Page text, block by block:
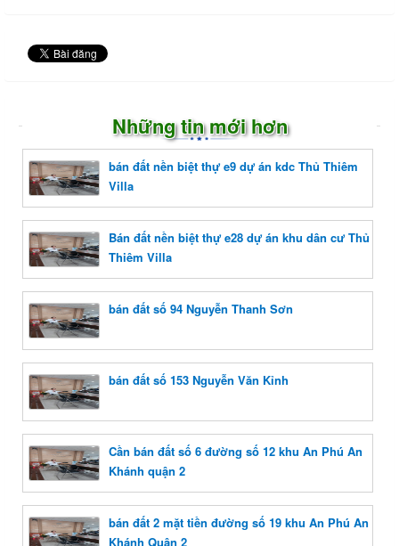
Những tin mới hơn
bán đất nền biệt thự e9 dự án kdc Thủ Thiêm
Villa
Bán đất nền biệt thự e28 dự án khu dân cư Thủ
Thiêm Villa
bán đất số 94 Nguyễn Thanh Sơn
bán đất số 153 Nguyễn Văn Kỉnh
Cần bán đất số 6 đường số 12 khu An Phú An
Khánh quận 2
bán đất 2 mặt tiền đường số 19 khu An Phú An
Khánh Quận 2